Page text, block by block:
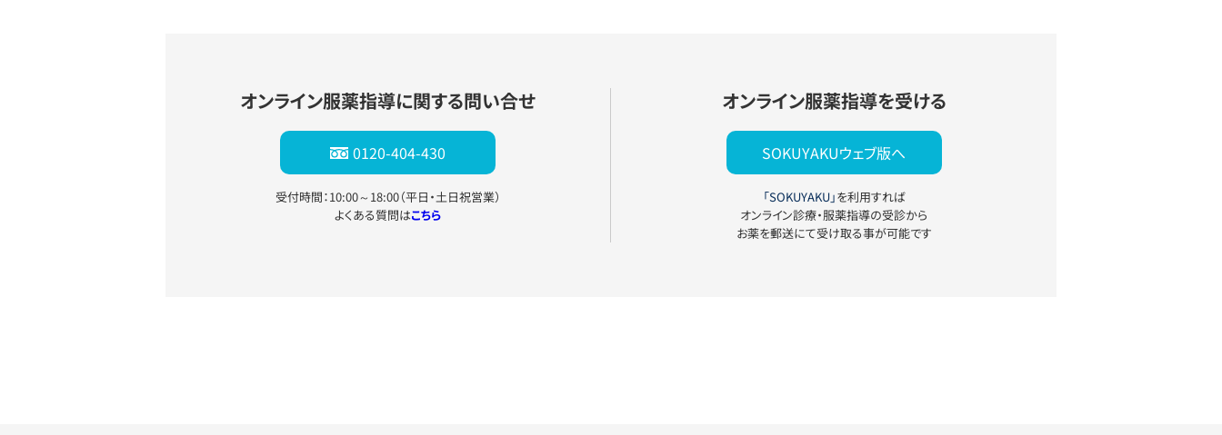
オンライン服薬指導に関する問い合せ
0120-404-430
受付時間：10:00～18:00（平日・土日祝営業）
よくある質問はこちら
オンライン服薬指導を受ける
SOKUYAKUウェブ版へ
「SOKUYAKU」を利用すれば
オンライン診療・服薬指導の受診から
お薬を郵送にて受け取る事が可能です